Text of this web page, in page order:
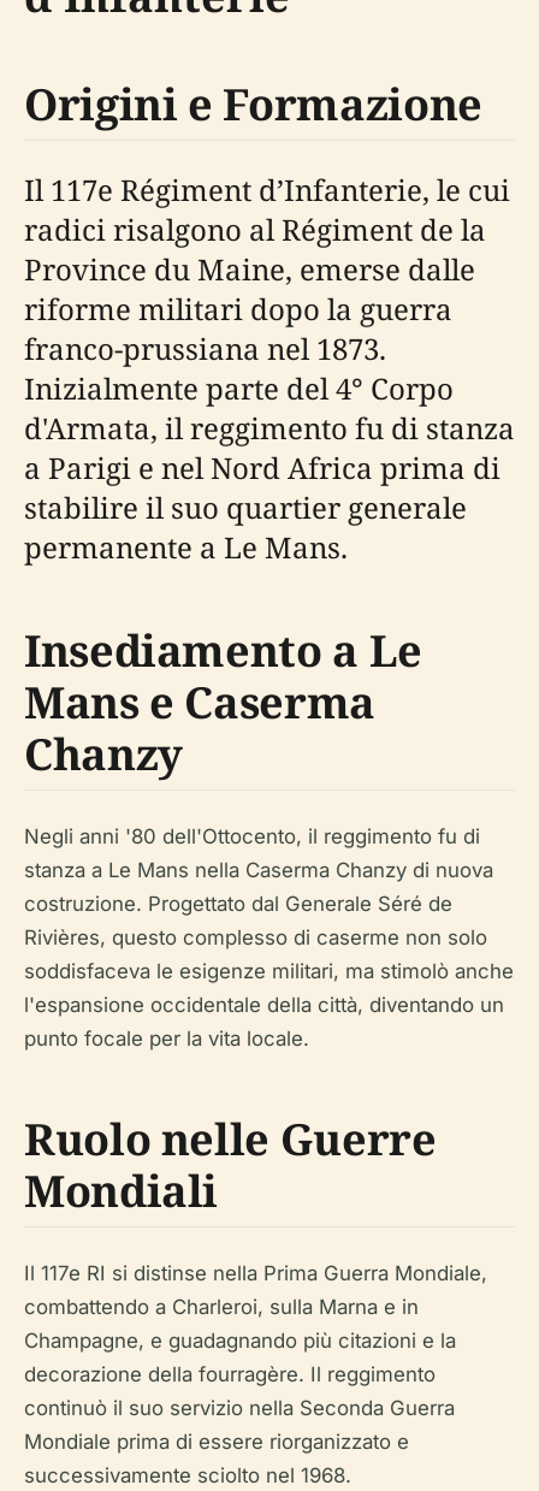
Origini e Formazione
Il 117e Régiment d’Infanterie, le cui
radici risalgono al Régiment de la
Province du Maine, emerse dalle
riforme militari dopo la guerra
franco-prussiana nel 1873.
Inizialmente parte del 4° Corpo
d'Armata, il reggimento fu di stanza
a Parigi e nel Nord Africa prima di
stabilire il suo quartier generale
permanente a Le Mans.
Insediamento a Le
Mans e Caserma
Chanzy
Negli anni '80 dell'Ottocento, il reggimento fu di
stanza a Le Mans nella Caserma Chanzy di nuova
costruzione. Progettato dal Generale Séré de
Rivières, questo complesso di caserme non solo
soddisfaceva le esigenze militari, ma stimolò anche
l'espansione occidentale della città, diventando un
punto focale per la vita locale.
Ruolo nelle Guerre
Mondiali
Il 117e RI si distinse nella Prima Guerra Mondiale,
combattendo a Charleroi, sulla Marna e in
Champagne, e guadagnando più citazioni e la
decorazione della fourragère. Il reggimento
continuò il suo servizio nella Seconda Guerra
Mondiale prima di essere riorganizzato e
successivamente sciolto nel 1968.